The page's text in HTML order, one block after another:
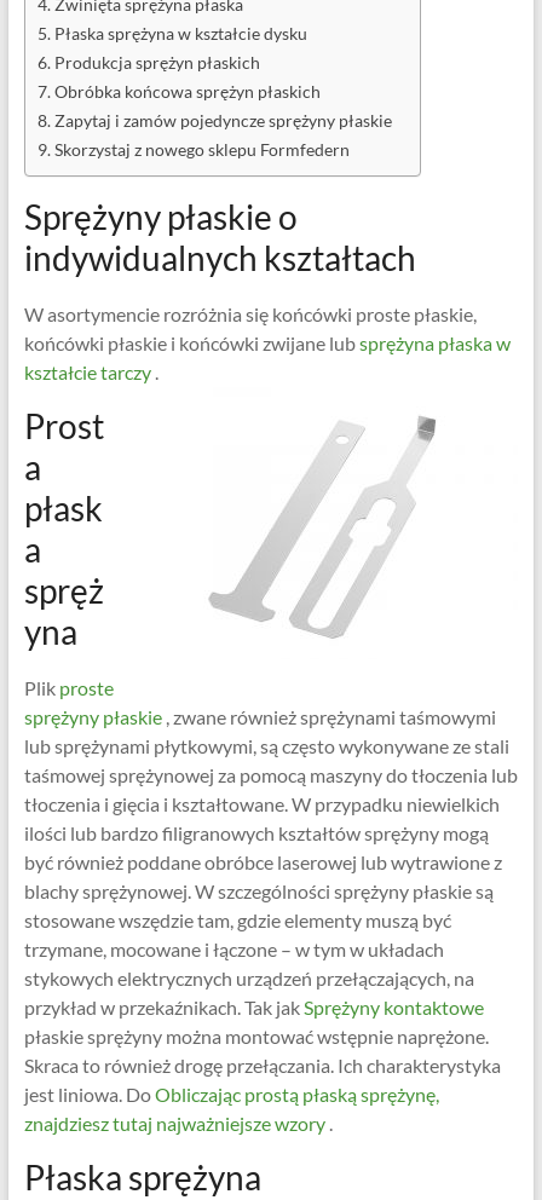
Zwinięta sprężyna płaska
Płaska sprężyna w kształcie dysku
Produkcja sprężyn płaskich
Obróbka końcowa sprężyn płaskich
Zapytaj i zamów pojedyncze sprężyny płaskie
Skorzystaj z nowego sklepu Formfedern
Sprężyny płaskie o
indywidualnych kształtach
W asortymencie rozróżnia się końcówki proste płaskie,
końcówki płaskie i końcówki zwijane lubsprężyna płaska w
kształcie tarczy.
Prost
a
płask
a
spręż
yna
Plikproste
sprężyny płaskie, zwane również sprężynami taśmowymi
lub sprężynami płytkowymi, są często wykonywane ze stali
taśmowej sprężynowej za pomocą maszyny do tłoczenia lub
tłoczenia i gięcia i kształtowane. W przypadku niewielkich
ilości lub bardzo filigranowych kształtów sprężyny mogą
być również poddane obróbce laserowej lub wytrawione z
blachy sprężynowej. W szczególności sprężyny płaskie są
stosowane wszędzie tam, gdzie elementy muszą być
trzymane, mocowane i łączone – w tym w układach
stykowych elektrycznych urządzeń przełączających, na
przykład w przekaźnikach. Tak jakSprężyny kontaktowe
płaskie sprężyny można montować wstępnie naprężone.
Skraca to również drogę przełączania. Ich charakterystyka
jest liniowa. DoObliczając prostą płaską sprężynę,
znajdziesz tutaj najważniejsze wzory.
Płaska sprężyna